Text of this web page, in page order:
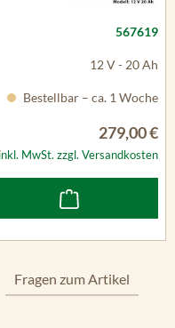
567619
12 V - 20 Ah
Bestellbar – ca. 1 Woche
279,00 €
MwSt. zzgl. Versandkosten
Fragen zum Artikel